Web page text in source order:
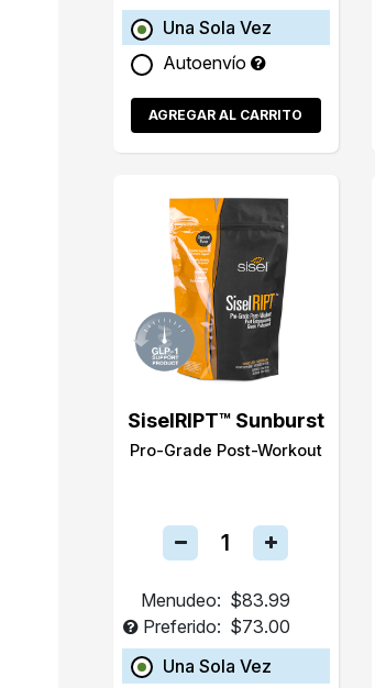
Una Sola Vez
Autoenvío
AGREGAR AL CARRITO
SiselRIPT™ Sunburst
Pro-Grade Post-Workout
Menudeo: $83.99
Preferido: $73.00
Una Sola Vez